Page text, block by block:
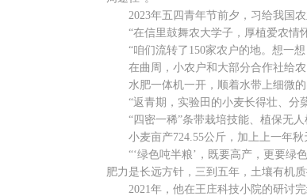
2023年五四青年节前夕，习给我国农
“在信里鼓舞农大学子，厚植爱农情怀
“咱们流转了150家农户的地。想一想
在曲周，小农户和大部分合作社给农
水肥一体机一开，顺着水带上细微的
“返青期，实验田的小麦长得壮、分蘖
“四密一稀”条带栽培技能、植保无人
小麦亩产724.55公斤，加上上一年秋
“‘绿色吨半粮’，既要高产，更要绿色
肥力是长远方针，三到五年，土壤有机
2021年，他在王庄科技小院的研讨完